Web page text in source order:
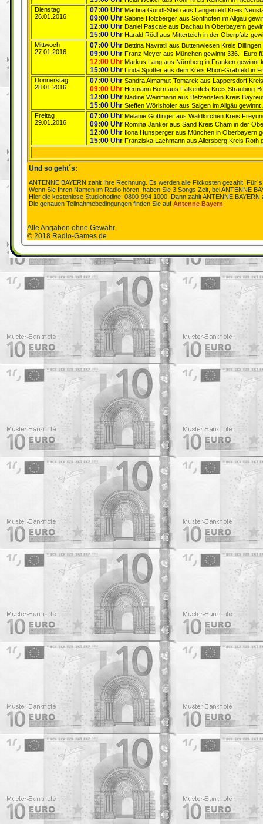
Dienstag
26.01.2016
07:00 Uhr Martina Gundl-Stieb aus Langenfeld Kreis
09:00 Uhr Sabine Holzberger aus Sonthofen im Allgäu
12:00 Uhr Daniel Pascale aus Dachau in Oberbayern
15:00 Uhr Harald Rödl aus Mitterteich in der Oberpfalz
Mittwoch
27.01.2016
07:00 Uhr Bettina Navratil aus Buttenwiesen Kreis
09:00 Uhr Franz Meyer aus München gewinnt 336.- Euro
12:00 Uhr Markus Lang aus Nürnberg in Franken gewinnt
15:00 Uhr Linda Spötter aus dem Kreis Rhön-Grabfeld in
Donnerstag
28.01.2016
07:00 Uhr Sandra Almamut-Tomarek aus Lappersdorf
09:00 Uhr Hermann Born aus Falkenfels Kreis Straubing-
12:00 Uhr Nadine Weinmann aus Betzenstein Kreis
15:00 Uhr Steffen Wörishofer aus Salgen im Allgäu
Freitag
29.01.2016
07:00 Uhr Melanie Gottinger aus Waldkirchen Kreis
09:00 Uhr Romina Janker aus Sand Kreis Cham in der
12:00 Uhr Ilona Hunsperger aus München in Oberbayern
15:00 Uhr Franziska Lachmann aus Allersberg Kreis Roth
Und so geht´s:
ANTENNE BAYERN zahlt Ihre Rechnung. Es werden alle Fixkosten gezahlt.
Wenn Sie Ihren Namen im Radio hören, haben Sie 3 Songs Zeit, bei ANTENNE
Hier die kostenlose Studiohotline: 0800-994 1000. Dann zahlt ANTENNE
Die genauen Teilnahmebedingungen finden Sie auf Antenne Bayern
Alle Angaben ohne Gewähr
© 2018 Radio-Games.de